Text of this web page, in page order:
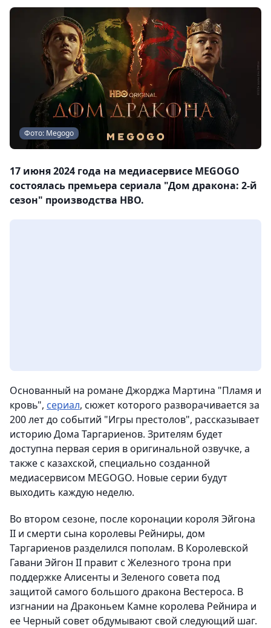
Фото: Megogo
17 июня 2024 года на медиасервисе MEGOGO
состоялась премьера сериала "Дом дракона: 2-й
сезон" производства HBO.
Основанный на романе Джорджа Мартина "Пламя и
кровь", сериал, сюжет которого разворачивается за
200 лет до событий "Игры престолов", рассказывает
историю Дома Таргариенов. Зрителям будет
доступна первая серия в оригинальной озвучке, а
также c казахской, специально созданной
медиасервисом MEGOGO. Новые серии будут
выходить каждую неделю.
Во втором сезоне, после коронации короля Эйгона
II и смерти сына королевы Рейниры, дом
Таргариенов разделился пополам. В Королевской
Гавани Эйгон II правит с Железного трона при
поддержке Алисенты и Зеленого совета под
защитой самого большого дракона Вестероса. В
изгнании на Драконьем Камне королева Рейнира и
ее Черный совет обдумывают свой следующий шаг.